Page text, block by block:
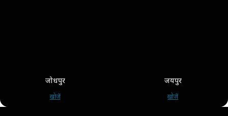
जोधपुर
खोजें
जयपुर
खोजें